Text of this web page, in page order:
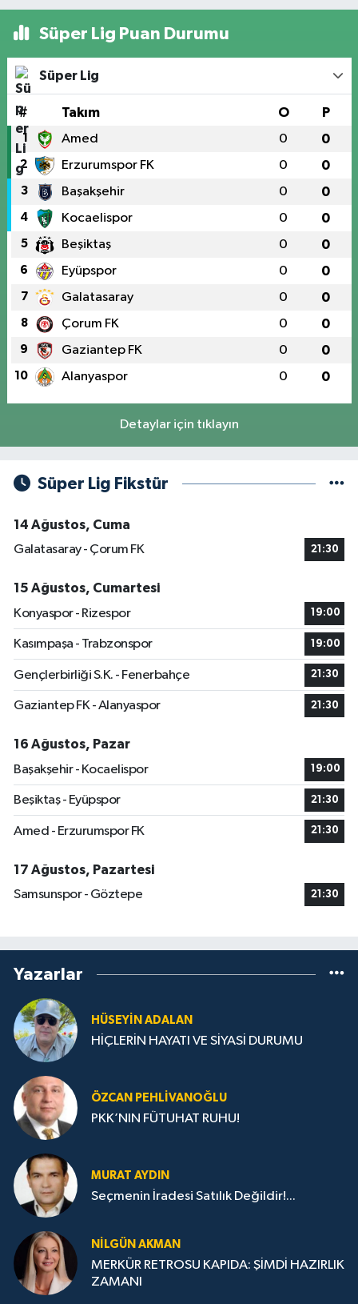
Süper Lig Puan Durumu
Süper Lig
# Takım O P
1 Amed 0 0
2 Erzurumspor FK 0 0
3 Başakşehir 0 0
4 Kocaelispor 0 0
5 Beşiktaş 0 0
6 Eyüpspor 0 0
7 Galatasaray 0 0
8 Çorum FK 0 0
9 Gaziantep FK 0 0
10 Alanyaspor 0 0
Detaylar için tıklayın
Süper Lig Fikstür
14 Ağustos, Cuma
Galatasaray - Çorum FK
21:30
15 Ağustos, Cumartesi
Konyaspor - Rizespor
19:00
Kasımpaşa - Trabzonspor 19:00
Gençlerbirliği S.K. - Fenerbahçe 21:30
Gaziantep FK - Alanyaspor 21:30
16 Ağustos, Pazar
Başakşehir - Kocaelispor
19:00
Beşiktaş - Eyüpspor 21:30
Amed - Erzurumspor FK 21:30
17 Ağustos, Pazartesi
Samsunspor - Göztepe
21:30
Yazarlar
HÜSEYIN ADALAN
HİÇLERİN HAYATI VE SİYASİ DURUMU
ÖZCAN PEHLIVANOĞLU
PKK’NIN FÜTUHAT RUHU!
MURAT AYDIN
Seçmenin İradesi Satılık Değildir!...
NILGÜN AKMAN
MERKÜR RETROSU KAPIDA: ŞİMDİ HAZIRLIK
ZAMANI